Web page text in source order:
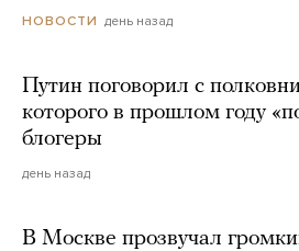
НОВОСТИ день назад
Путин поговорил с
которого в прошлом году
блогеры
день назад
В Москве прозвучал